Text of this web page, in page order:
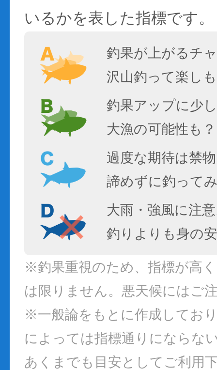
いるかを表した指標です。
釣果が上がるチ
沢山釣って楽し
釣果アップに少
大漁の可能性も？
過度な期待は禁
諦めずに釣って
大雨・強風に注
釣りよりも身の
※釣果重視のため、指標が高
は限りません。悪天候にはご
※一般論をもとに作成してお
によっては指標通りにならな
あくまでも目安としてご利用